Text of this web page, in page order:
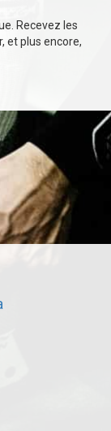
Recevez les
et plus encore,